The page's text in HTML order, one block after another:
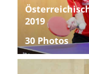
2019
30 Photos